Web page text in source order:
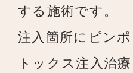
する施術です。
注入箇所にピン
トックス注入治